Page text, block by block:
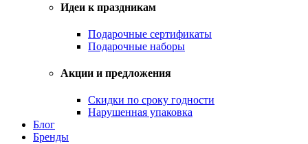
Идеи к праздникам
Подарочные сертификаты
Подарочные наборы
Акции и предложения
Скидки по сроку годности
Нарушенная упаковка
Блог
Бренды